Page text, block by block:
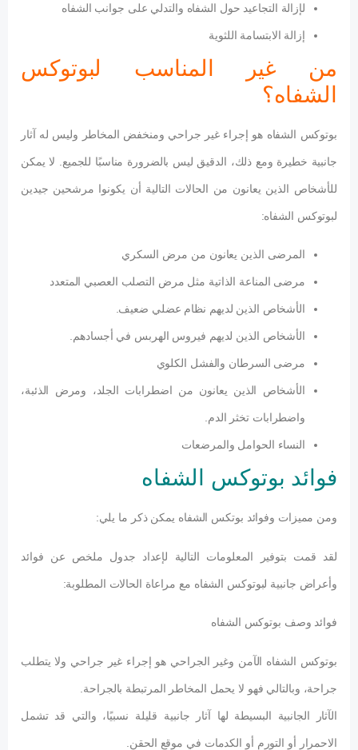
لإزالة التجاعيد حول الشفاه والتدلي على جوانب الشفاه
إزالة الابتسامة اللثوية
من غير المناسب لبوتوكس
الشفاه؟
بوتوكس الشفاه هو إجراء غير جراحي ومنخفض المخاطر وليس له آثار
جانبية خطيرة ومع ذلك، الدقيق ليس بالضرورة مناسبًا للجميع. لا يمكن
للأشخاص الذين يعانون من الحالات التالية أن يكونوا مرشحين جيدين
لبوتوكس الشفاه:
المرضى الذين يعانون من مرض السكري
مرضى المناعة الذاتية مثل مرض التصلب العصبي المتعدد
الأشخاص الذين لديهم نظام عضلي ضعيف.
الأشخاص الذين لديهم فيروس الهربس في أجسادهم.
مرضى السرطان والفشل الكلوي
الأشخاص الذين يعانون من اضطرابات الجلد، ومرض الذئبة،
واضطرابات تخثر الدم.
النساء الحوامل والمرضعات
فوائد بوتوكس الشفاه
ومن مميزات وفوائد بوتكس الشفاه يمكن ذكر ما يلي:
لقد قمت بتوفير المعلومات التالية لإعداد جدول ملخص عن فوائد
وأعراض جانبية لبوتوكس الشفاه مع مراعاة الحالات المطلوبة:
فوائد وصف بوتوكس الشفاه
بوتوكس الشفاه الآمن وغير الجراحي هو إجراء غير جراحي ولا يتطلب
جراحة، وبالتالي فهو لا يحمل المخاطر المرتبطة بالجراحة.
الآثار الجانبية البسيطة لها آثار جانبية قليلة نسبيًا، والتي قد تشمل
الاحمرار أو التورم أو الكدمات في موقع الحقن.